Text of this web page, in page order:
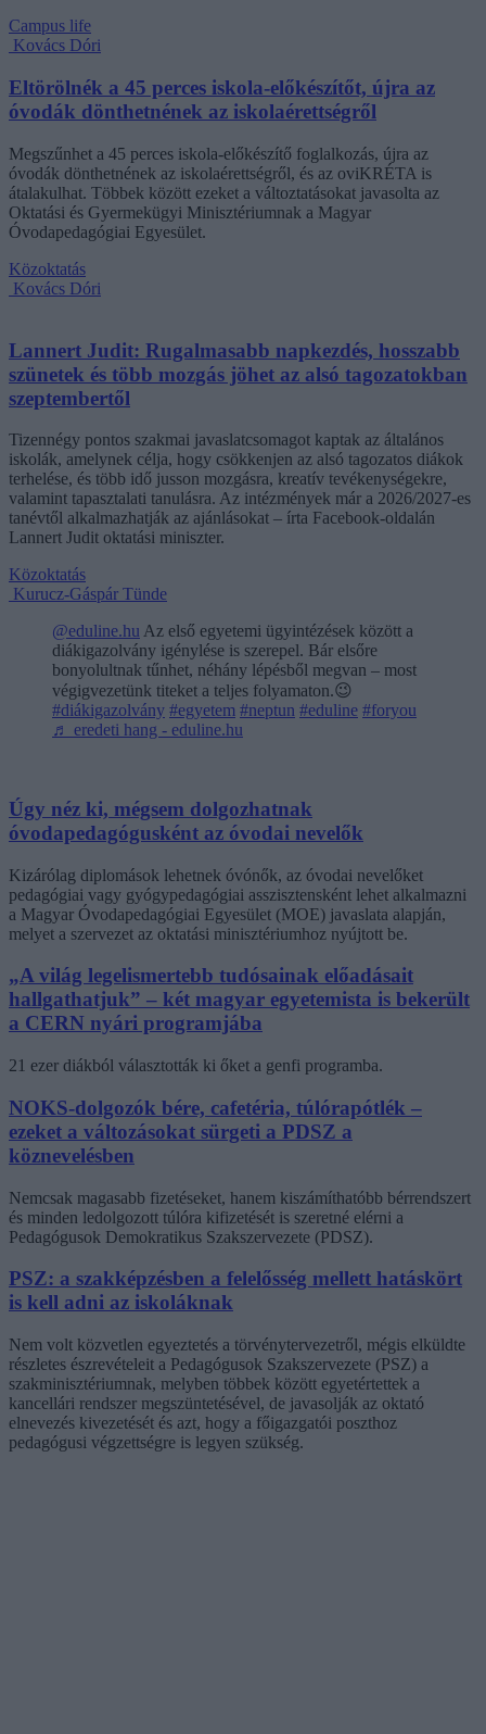
Campus life
Kovács Dóri
Eltörölnék a 45 perces iskola-előkészítőt, újra az
óvodák dönthetnének az iskolaérettségről
Megszűnhet a 45 perces iskola-előkészítő foglalkozás, újra az
óvodák dönthetnének az iskolaérettségről, és az oviKRÉTA is
átalakulhat. Többek között ezeket a változtatásokat javasolta az
Oktatási és Gyermekügyi Minisztériumnak a Magyar
Óvodapedagógiai Egyesület.
Közoktatás
Kovács Dóri
Lannert Judit: Rugalmasabb napkezdés, hosszabb
szünetek és több mozgás jöhet az alsó tagozatokban
szeptembertől
Tizennégy pontos szakmai javaslatcsomagot kaptak az általános
iskolák, amelynek célja, hogy csökkenjen az alsó tagozatos diákok
terhelése, és több idő jusson mozgásra, kreatív tevékenységekre,
valamint tapasztalati tanulásra. Az intézmények már a 2026/2027-es
tanévtől alkalmazhatják az ajánlásokat – írta Facebook-oldalán
Lannert Judit oktatási miniszter.
Közoktatás
Kurucz-Gáspár Tünde
@eduline.hu Az első egyetemi ügyintézések között a
diákigazolvány igénylése is szerepel. Bár elsőre
bonyolultnak tűnhet, néhány lépésből megvan – most
végigvezetünk titeket a teljes folyamaton.😉
#diákigazolvány #egyetem #neptun #eduline #foryou
♬ eredeti hang - eduline.hu
Úgy néz ki, mégsem dolgozhatnak
óvodapedagógusként az óvodai nevelők
Kizárólag diplomások lehetnek óvónők, az óvodai nevelőket
pedagógiai vagy gyógypedagógiai asszisztensként lehet alkalmazni
a Magyar Óvodapedagógiai Egyesület (MOE) javaslata alapján,
melyet a szervezet az oktatási minisztériumhoz nyújtott be.
„A világ legelismertebb tudósainak előadásait
hallgathatjuk” – két magyar egyetemista is bekerült
a CERN nyári programjába
21 ezer diákból választották ki őket a genfi programba.
NOKS-dolgozók bére, cafetéria, túlórapótlék –
ezeket a változásokat sürgeti a PDSZ a
köznevelésben
Nemcsak magasabb fizetéseket, hanem kiszámíthatóbb bérrendszert
és minden ledolgozott túlóra kifizetését is szeretné elérni a
Pedagógusok Demokratikus Szakszervezete (PDSZ).
PSZ: a szakképzésben a felelősség mellett hatáskört
is kell adni az iskoláknak
Nem volt közvetlen egyeztetés a törvénytervezetről, mégis elküldte
részletes észrevételeit a Pedagógusok Szakszervezete (PSZ) a
szakminisztériumnak, melyben többek között egyetértettek a
kancellári rendszer megszüntetésével, de javasolják az oktató
elnevezés kivezetését és azt, hogy a főigazgatói poszthoz
pedagógusi végzettségre is legyen szükség.